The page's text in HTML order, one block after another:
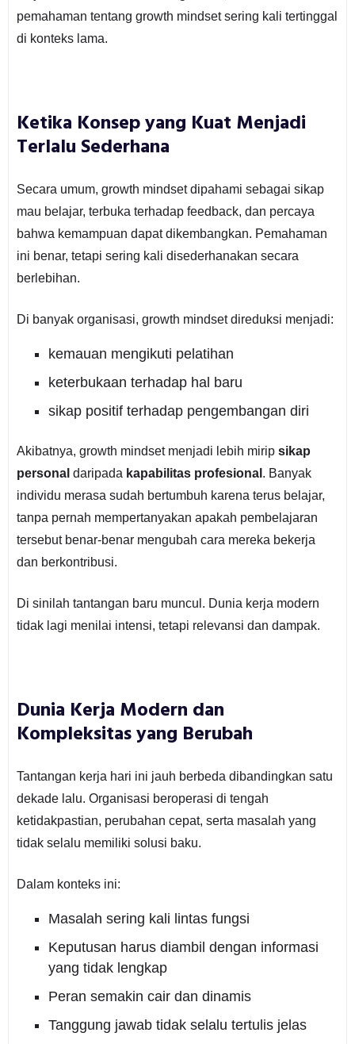
pemahaman tentang growth mindset sering kali tertinggal
di konteks lama.
Ketika Konsep yang Kuat Menjadi
Terlalu Sederhana
Secara umum, growth mindset dipahami sebagai sikap
mau belajar, terbuka terhadap feedback, dan percaya
bahwa kemampuan dapat dikembangkan. Pemahaman
ini benar, tetapi sering kali disederhanakan secara
berlebihan.
Di banyak organisasi, growth mindset direduksi menjadi:
kemauan mengikuti pelatihan
keterbukaan terhadap hal baru
sikap positif terhadap pengembangan diri
Akibatnya, growth mindset menjadi lebih mirip sikap
personal daripada kapabilitas profesional . Banyak
individu merasa sudah bertumbuh karena terus belajar,
tanpa pernah mempertanyakan apakah pembelajaran
tersebut benar-benar mengubah cara mereka bekerja
dan berkontribusi.
Di sinilah tantangan baru muncul. Dunia kerja modern
tidak lagi menilai intensi, tetapi relevansi dan dampak.
Dunia Kerja Modern dan
Kompleksitas yang Berubah
Tantangan kerja hari ini jauh berbeda dibandingkan satu
dekade lalu. Organisasi beroperasi di tengah
ketidakpastian, perubahan cepat, serta masalah yang
tidak selalu memiliki solusi baku.
Dalam konteks ini:
Masalah sering kali lintas fungsi
Keputusan harus diambil dengan informasi
yang tidak lengkap
Peran semakin cair dan dinamis
Tanggung jawab tidak selalu tertulis jelas